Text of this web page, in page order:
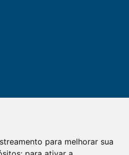
para melhorar sua